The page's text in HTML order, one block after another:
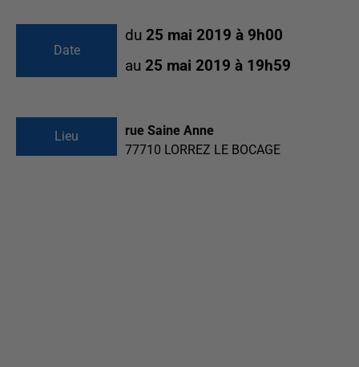
Date
du 25 mai 2019 à 9h00
au 25 mai 2019 à 19h59
Lieu
rue Saine Anne
77710 LORREZ LE BOCAGE